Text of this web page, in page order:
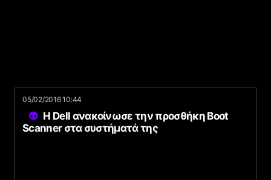
05/02/2016 10:44
Η Dell ανακοίνωσε την προσθήκη Boot
Scanner στα συστήματά της